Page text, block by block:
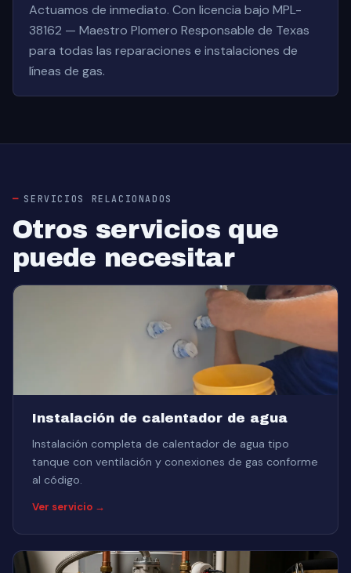
Actuamos de inmediato. Con licencia bajo MPL-
38162 — Maestro Plomero Responsable de Texas
para todas las reparaciones e instalaciones de
líneas de gas.
SERVICIOS RELACIONADOS
Otros servicios que
puede necesitar
Instalación de calentador de agua
Instalación completa de calentador de agua tipo
tanque con ventilación y conexiones de gas conforme
al código.
Ver servicio →